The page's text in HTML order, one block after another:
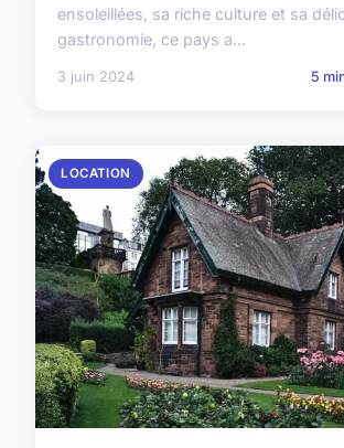
ensoleillées, sa riche culture et sa
gastronomie, ce pays a...
3 juin 2024 5
LOCATION